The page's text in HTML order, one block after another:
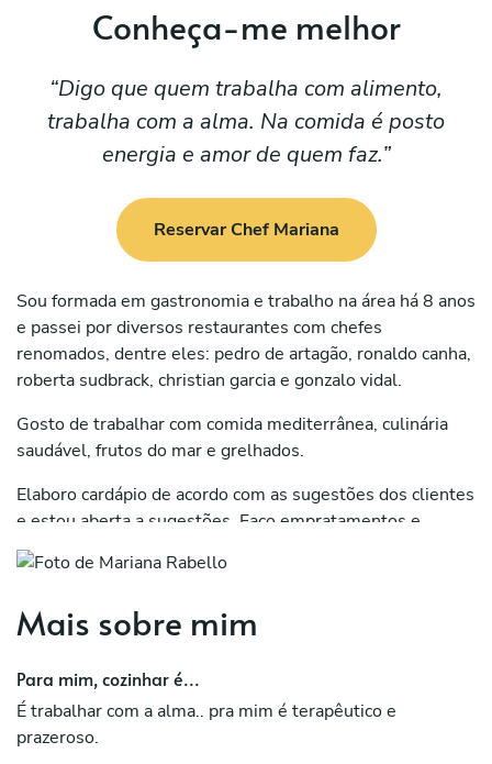
Conheça-me melhor
Digo que quem trabalha com alimento,
trabalha com a alma. Na comida é posto
energia e amor de quem faz.
Reservar Chef Mariana
Sou formada em gastronomia e trabalho na área há 8 anos
e passei por diversos restaurantes com chefes
renomados, dentre eles: pedro de artagão, ronaldo canha,
roberta sudbrack, christian garcia e gonzalo vidal.
Gosto de trabalhar com comida mediterrânea, culinária
saudável, frutos do mar e grelhados.
Elaboro cardápio de acordo com as sugestões dos clientes
e estou aberta a sugestões. Faço empratamentos e
elaboro receitas para datas especiais.
Mais sobre mim
Para mim, cozinhar é...
É trabalhar com a alma.. pra mim é terapêutico e
prazeroso.